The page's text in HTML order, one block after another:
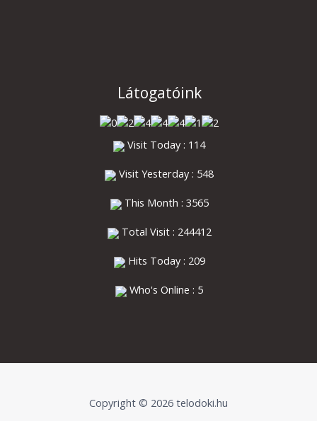
Látogatóink
Visit Today : 114
Visit Yesterday : 548
This Month : 3565
Total Visit : 244412
Hits Today : 209
Who's Online : 5
Copyright © 2026 telodoki.hu